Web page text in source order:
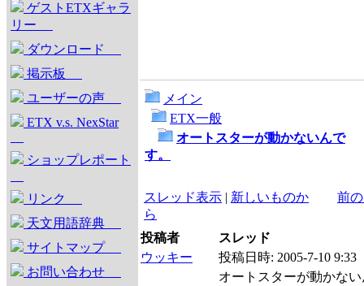
ゲストETXギャラ
リー
ダウンロード
掲示板
ユーザーの声
ETX v.s. NexStar
ショップレポート
リンク
天文用語辞典
サイトマップ
お問い合わせ
メイン
ETX一般
オートスターが動かないんで
す。
スレッド表示 | 新しいものか
ら
前
投稿者
スレッド
ウッキー
投稿日時: 2005-7-10 9:33
オートスターが動かな